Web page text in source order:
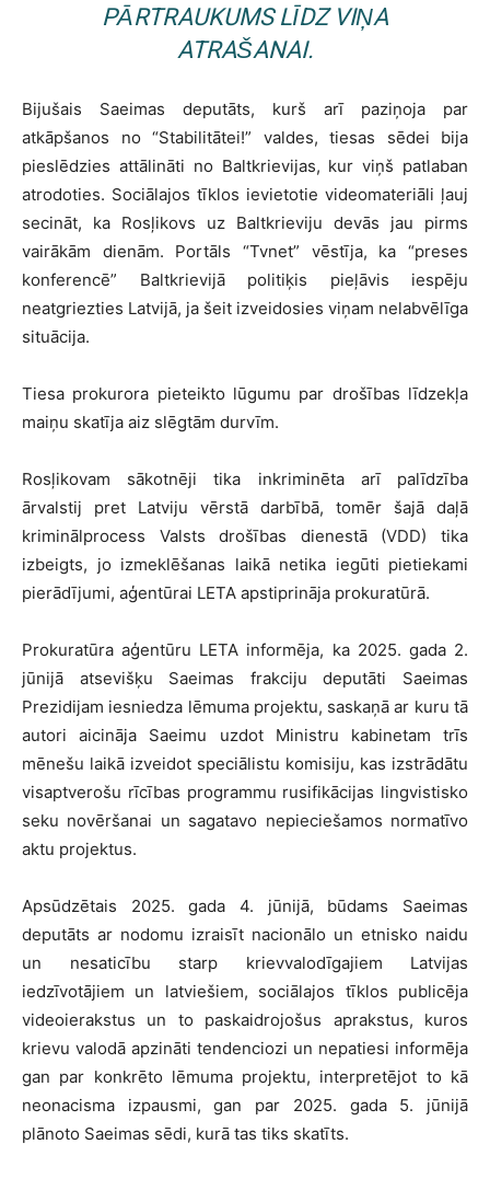
PĀRTRAUKUMS LĪDZ VIŅA
ATRAŠANAI.
Bijušais Saeimas deputāts, kurš arī paziņoja par
atkāpšanos no “Stabilitātei!” valdes, tiesas sēdei bija
pieslēdzies attālināti no Baltkrievijas, kur viņš patlaban
atrodoties. Sociālajos tīklos ievietotie videomateriāli ļauj
secināt, ka Rosļikovs uz Baltkrieviju devās jau pirms
vairākām dienām. Portāls “Tvnet” vēstīja, ka “preses
konferencē” Baltkrievijā politiķis pieļāvis iespēju
neatgriezties Latvijā, ja šeit izveidosies viņam nelabvēlīga
situācija.
Tiesa prokurora pieteikto lūgumu par drošības līdzekļa
maiņu skatīja aiz slēgtām durvīm.
Rosļikovam sākotnēji tika inkriminēta arī palīdzība
ārvalstij pret Latviju vērstā darbībā, tomēr šajā daļā
kriminālprocess Valsts drošības dienestā (VDD) tika
izbeigts, jo izmeklēšanas laikā netika iegūti pietiekami
pierādījumi, aģentūrai LETA apstiprināja prokuratūrā.
Prokuratūra aģentūru LETA informēja, ka 2025. gada 2.
jūnijā atsevišķu Saeimas frakciju deputāti Saeimas
Prezidijam iesniedza lēmuma projektu, saskaņā ar kuru tā
autori aicināja Saeimu uzdot Ministru kabinetam trīs
mēnešu laikā izveidot speciālistu komisiju, kas izstrādātu
visaptverošu rīcības programmu rusifikācijas lingvistisko
seku novēršanai un sagatavo nepieciešamos normatīvo
aktu projektus.
Apsūdzētais 2025. gada 4. jūnijā, būdams Saeimas
deputāts ar nodomu izraisīt nacionālo un etnisko naidu
un nesaticību starp krievvalodīgajiem Latvijas
iedzīvotājiem un latviešiem, sociālajos tīklos publicēja
videoierakstus un to paskaidrojošus aprakstus, kuros
krievu valodā apzināti tendenciozi un nepatiesi informēja
gan par konkrēto lēmuma projektu, interpretējot to kā
neonacisma izpausmi, gan par 2025. gada 5. jūnijā
plānoto Saeimas sēdi, kurā tas tiks skatīts.